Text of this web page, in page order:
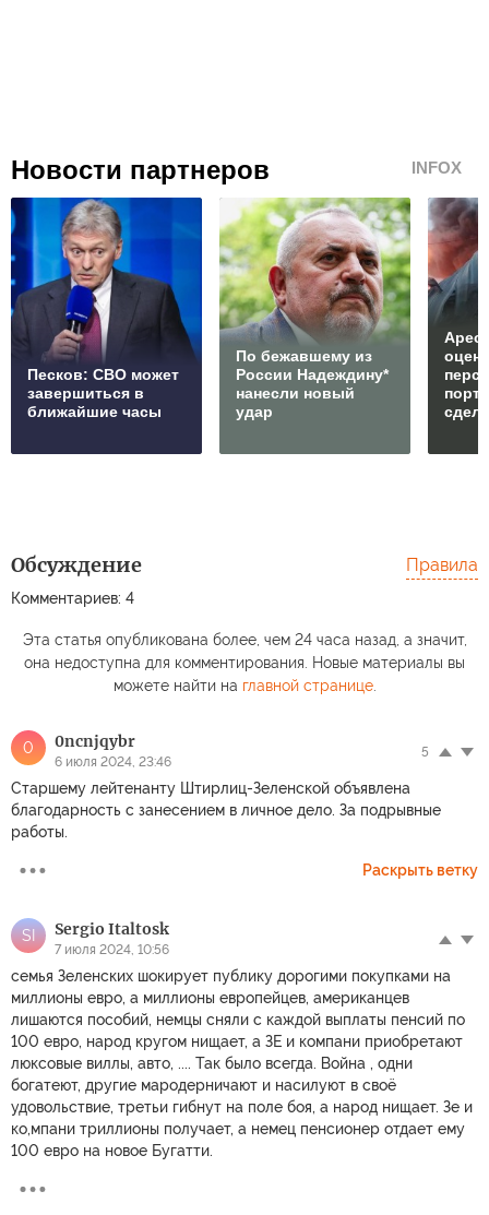
Новости партнеров INFOX
Песков: СВО может
завершиться в
ближайшие часы
По бежавшему из
России Надеждину*
нанесли новый
удар
Обсуждение
Комментариев: 4
Правила
Эта статья опубликована более, чем 24 часа назад, а значит,
она недоступна для комментирования. Новые материалы вы
можете найти на главной странице.
0 0ncnjqybr
6 июля 2024, 23:46
5
Старшему лейтенанту Штирлиц-Зеленской объявлена
благодарность с занесением в личное дело. За подрывные
работы.
Раскрыть ветку
SI Sergio Italtosk
7 июля 2024, 10:56
семья Зеленских шокирует публику дорогими покупками на
миллионы евро, а миллионы европейцев, американцев
лишаются пособий, немцы сняли с каждой выплаты пенсий по
100 евро, народ кругом нищает, а ЗЕ и компани приобретают
люксовые виллы, авто, .... Так было всегда. Война , одни
богатеют, другие мародерничают и насилуют в своё
удовольствие, третьи гибнут на поле боя, а народ нищает. Зе и
ко,мпани триллионы получает, а немец пенсионер отдает ему
100 евро на новое Бугатти.